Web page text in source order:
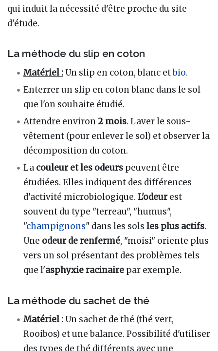
qui induit la nécessité d'être proche du site
d'étude.
La méthode du slip en coton
Matériel :Un slip en coton, blanc etbio.
Enterrer un slip en coton blanc dans le sol
que l'on souhaite étudié.
Attendre environ 2 mois. Laver le sous-
vêtement (pour enlever le sol) et observer la
décomposition du coton.
La couleur et les odeurs peuvent être
étudiées. Elles indiquent des différences
d'activité microbiologique.L'odeurest
souvent du type "terreau", "humus",
"champignons" dans les solsles plus actifs.
Une odeur de renfermé, "moisi" oriente plus
vers un sol présentant des problèmes tels
que l'asphyxie racinaire par exemple.
La méthode du sachet de thé
Matériel :Un sachet de thé (thé vert,
Rooibos) et une balance. Possibilité d'utiliser
des types de thé différents avec une